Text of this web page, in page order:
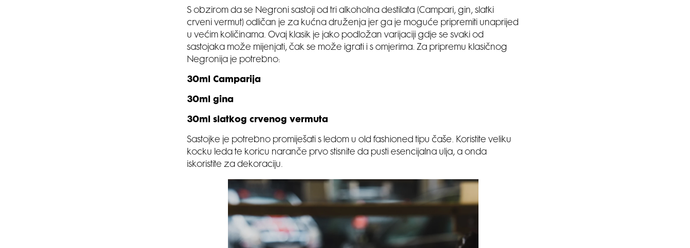
S obzirom da se Negroni sastoji od tri alkoholna destilata (Campari, gin, slatki
crveni vermut) odličan je za kućna druženja jer ga je moguće pripremiti unaprijed
u većim količinama. Ovaj klasik je jako podložan varijaciji gdje se svaki od
sastojaka može mijenjati, čak se može igrati i s omjerima. Za pripremu klasičnog
Negronija je potrebno:
30ml Camparija
30ml gina
30ml slatkog crvenog vermuta
Sastojke je potrebno promiješati s ledom u old fashioned tipu čaše. Koristite veliku
kocku leda te koricu naranče prvo stisnite da pusti esencijalna ulja, a onda
iskoristite za dekoraciju.